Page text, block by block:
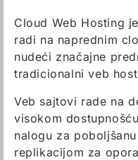
Cloud Web Hosting
radi na naprednim
nudeći značajne
tradicionalni veb
Veb sajtovi rade na
visokom
nalogu za
replikacijom za